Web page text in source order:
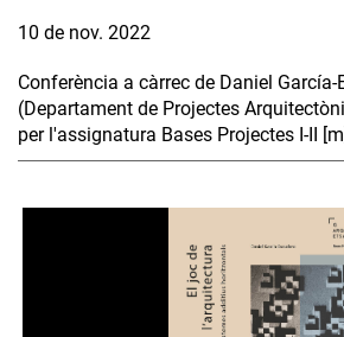
10 de nov. 2022
Conferència a càrrec de Daniel García-
(Departament de Projectes
per l'assignatura Bases Projectes I-II